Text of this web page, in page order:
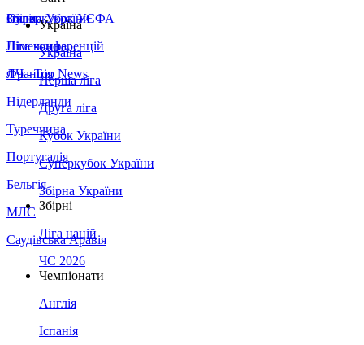
Збірна України
Італія
Німеччина
Франція
Нідерланди
Туреччина
Португалія
Бельгія
МЛС
Саудівська Аравія
Суперкубок УЄФА
Ліга конференцій
ЛЧ - Top News
Україна
Україна
Перша ліга
Друга ліга
Кубок України
Суперкубок України
Збірна України
Збірні
Ліга націй
ЧС 2026
Чемпіонати
Англія
Іспанія